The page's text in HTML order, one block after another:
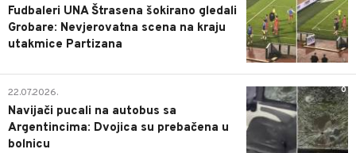
Fudbaleri UNA Štrasena šokirano gledali
Grobare: Nevjerovatna scena na kraju
utakmice Partizana
0
22.07.2026.
Navijači pucali na autobus sa
Argentincima: Dvojica su prebačena u
bolnicu